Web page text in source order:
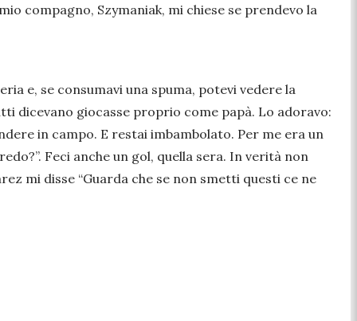
compagno, Szymaniak, mi chiese se prendevo la
e, se consumavi una spuma, potevi vedere la
dicevano giocasse proprio come papà. Lo adoravo:
in campo. E restai imbambolato. Per me era un
Feci anche un gol, quella sera. In verità non
mi disse “Guarda che se non smetti questi ce ne